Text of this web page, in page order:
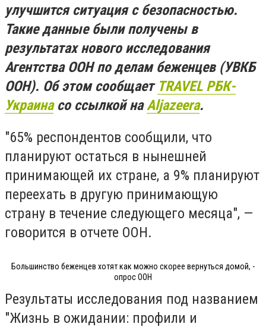
улучшится ситуация с безопасностью.
Такие данные были получены в
результатах нового исследования
Агентства ООН по делам беженцев (УВКБ
ООН). Об этом сообщает TRAVEL РБК-
Украинасо ссылкой наAljazeera.
"65% респондентов сообщили, что
планируют остаться в нынешней
принимающей их стране, а 9% планируют
переехать в другую принимающую
страну в течение следующего месяца", —
говорится в отчете ООН.
Большинство беженцев хотят как можно скорее вернуться домой, -
опрос ООН
Результаты исследования под названием
"Жизнь в ожидании: профили и